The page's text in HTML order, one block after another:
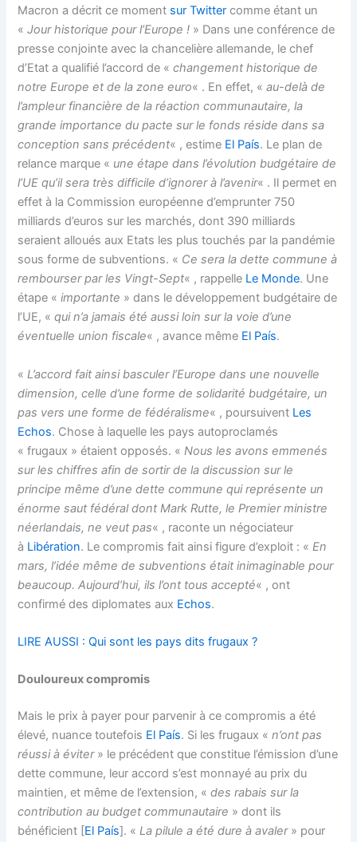
Macron a décrit ce moment sur Twitter comme étant un
«Jour historique pour l’Europe ! » Dans une conférence de
presse conjointe avec la chancelière allemande, le chef
d’Etat a qualifié l’accord de «changement historique de
notre Europe et de la zone euro« . En effet, «au-delà de
l’ampleur financière de la réaction communautaire, la
grande importance du pacte sur le fonds réside dans sa
conception sans précédent« , estime El País. Le plan de
relance marque « une étape dans l’évolution budgétaire de
l’UE qu’il sera très difficile d’ignorer à l’avenir« . Il permet en
effet à la Commission européenne d’emprunter 750
milliards d’euros sur les marchés, dont 390 milliards
seraient alloués aux Etats les plus touchés par la pandémie
sous forme de subventions. « Ce sera la dette commune à
rembourser par les Vingt-Sept« , rappelle Le Monde. Une
étape «importante » dans le développement budgétaire de
l’UE, «qui n’a jamais été aussi loin sur la voie d’une
éventuelle union fiscale« , avance même El País.
« L’accord fait ainsi basculer l’Europe dans une nouvelle
dimension, celle d’une forme de solidarité budgétaire, un
pas vers une forme de fédéralisme« , poursuivent Les
Echos. Chose à laquelle les pays autoproclamés
« frugaux » étaient opposés. « Nous les avons emmenés
sur les chiffres afin de sortir de la discussion sur le
principe même d’une dette commune qui représente un
énorme saut fédéral dont Mark Rutte, le Premier ministre
néerlandais, ne veut pas« , raconte un négociateur
à Libération. Le compromis fait ainsi figure d’exploit : « En
mars, l’idée même de subventions était inimaginable pour
beaucoup. Aujourd’hui, ils l’ont tous accepté« , ont
confirmé des diplomates aux Echos.
LIRE AUSSI : Qui sont les pays dits frugaux ?
Douloureux compromis
Mais le prix à payer pour parvenir à ce compromis a été
élevé, nuance toutefois El País. Si les frugaux «n’ont pas
réussi à éviter» le précédent que constitue l’émission d’une
dette commune, leur accord s’est monnayé au prix du
maintien, et même de l’extension, «des rabais sur la
contribution au budget communautaire » dont ils
bénéficient [El País]. «La pilule a été dure à avaler» pour